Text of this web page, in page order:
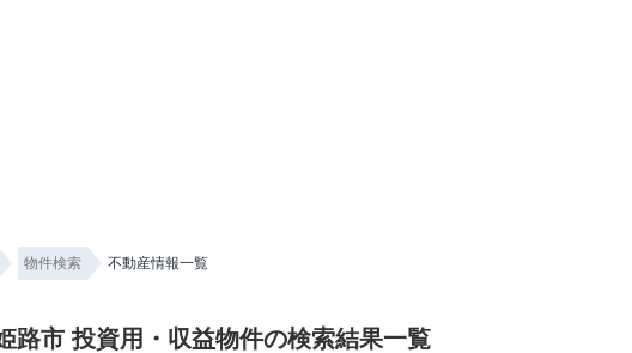
物件検索 不動産情報一覧
路市 投資用・収益物件の検索結果一覧